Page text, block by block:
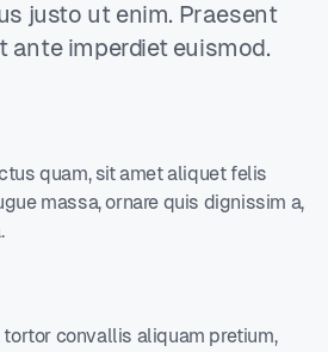
justo ut enim. Praesent
ante imperdiet euismod.
quam, sit amet aliquet felis
massa, ornare quis dignissim a,
convallis aliquam pretium,